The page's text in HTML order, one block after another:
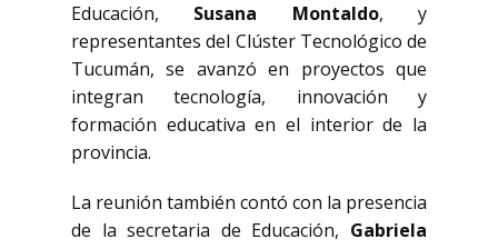
Educación, Susana Montaldo, y
representantes del Clúster Tecnológico de
Tucumán, se avanzó en proyectos que
integran tecnología, innovación y
formación educativa en el interior de la
provincia.
La reunión también contó con la presencia
de la secretaria de Educación, Gabriela